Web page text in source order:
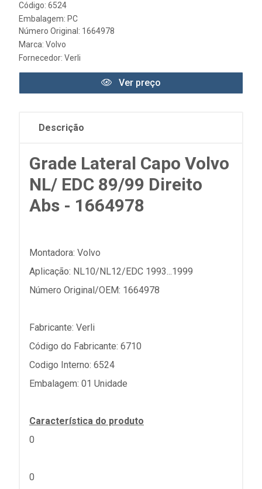
Código: 6524
Embalagem: PC
Número Original: 1664978
Marca: Volvo
Fornecedor: Verli
Ver preço
Descrição
Grade Lateral Capo Volvo
NL/ EDC 89/99 Direito
Abs - 1664978
Montadora: Volvo
Aplicação: NL10/NL12/EDC 1993...1999
Número Original/OEM: 1664978
Fabricante: Verli
Código do Fabricante: 6710
Codigo Interno: 6524
Embalagem: 01 Unidade
Característica do produto
0
0